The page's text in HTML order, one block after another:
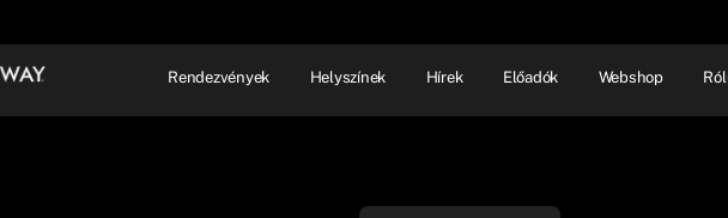
Rendezvények Helyszínek Hírek Előadók Webshop